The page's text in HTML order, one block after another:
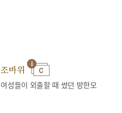
조바위
여성들이 외출할 때 썼던 방한모